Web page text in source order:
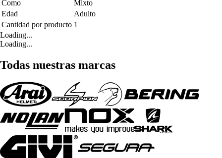
Como
Mixto
Edad
Adulto
Cantidad por producto 1
Loading...
Loading...
Todas nuestras marcas